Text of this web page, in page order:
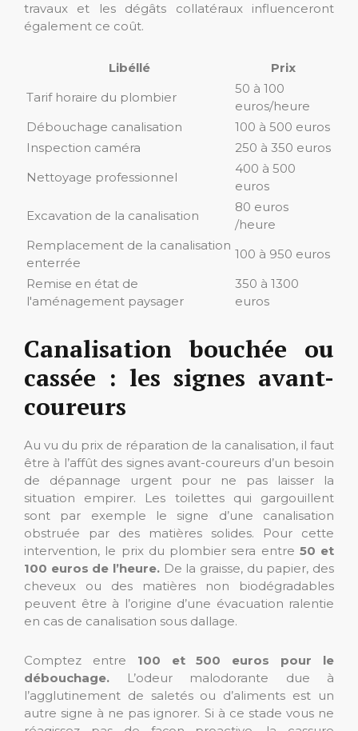
travaux et les dégâts collatéraux influenceront
également ce coût.
Libéllé
Prix
Tarif horaire du plombier
50 à 100
euros/heure
Débouchage canalisation
100 à 500 euros
Inspection caméra
250 à 350 euros
Nettoyage professionnel
400 à 500
euros
Excavation de la canalisation
80 euros
/heure
Remplacement de la canalisation
enterrée
100 à 950 euros
Remise en état de
l'aménagement paysager
350 à 1300
euros
Canalisation bouchée ou
cassée : les signes avant-
coureurs
Au vu du prix de réparation de la canalisation, il faut
être à l’affût des signes avant-coureurs d’un besoin
de dépannage urgent pour ne pas laisser la
situation empirer. Les toilettes qui gargouillent
sont par exemple le signe d’une canalisation
obstruée par des matières solides. Pour cette
intervention, le prix du plombier sera entre 50 et
100 euros de l’heure. De la graisse, du papier, des
cheveux ou des matières non biodégradables
peuvent être à l’origine d’une évacuation ralentie
en cas de canalisation sous dallage.
Comptez entre 100 et 500 euros pour le
débouchage. L’odeur malodorante due à
l’agglutinement de saletés ou d’aliments est un
autre signe à ne pas ignorer. Si à ce stade vous ne